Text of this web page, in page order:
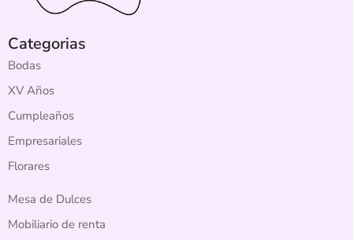
Categorias
Bodas
XV Años
Cumpleaños
Empresariales
Florares
Mesa de Dulces
Mobiliario de renta